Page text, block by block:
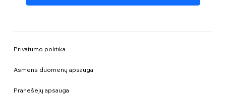
Privatumo politika
Asmens duomenų apsauga
Pranešėjų apsauga